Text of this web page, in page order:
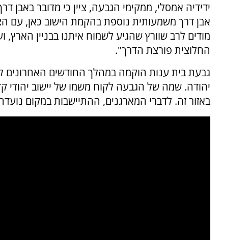
ידידיה אמסלי, ממקימי הגבעה, ציין כי מדובר באבן
אבן דרך משמעותית נוספת בהקמת הישוב כאן,
מודים לרב שוורץ שהגיע לשמוח איתנו בבניין
החלוצית פורצת הדרך".
גבעת בית ענות הוקמה במהלך החודשים האחרונים
יהודה. שמה של הגבעה לקוח משמו של יישוב
באזור זה. לדברי המארגנים, ההתיישבות במקום